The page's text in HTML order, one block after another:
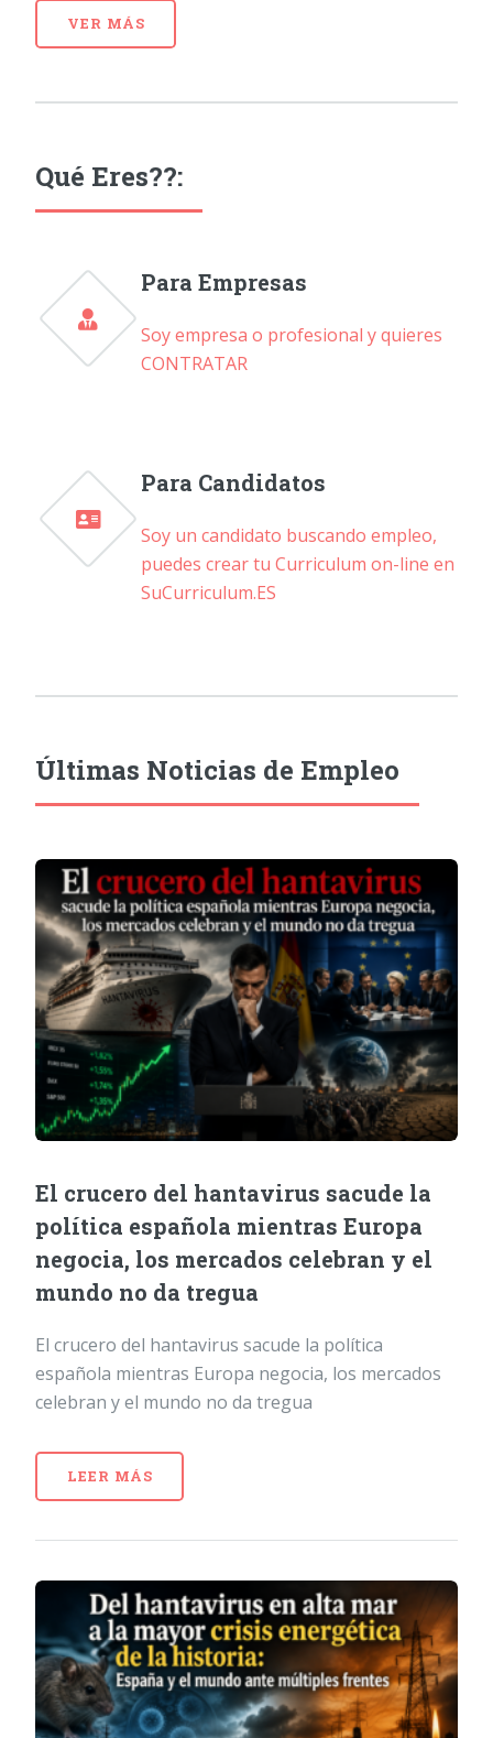
VER MÁS
Qué Eres??:
Para Empresas
Soy empresa o profesional y quieres
CONTRATAR
Para Candidatos
Soy un candidato buscando empleo,
puedes crear tu Curriculum on-line en
SuCurriculum.ES
Últimas Noticias de Empleo
El crucero del hantavirus sacude la
política española mientras Europa
negocia, los mercados celebran y el
mundo no da tregua
El crucero del hantavirus sacude la política
española mientras Europa negocia, los mercados
celebran y el mundo no da tregua
LEER MÁS